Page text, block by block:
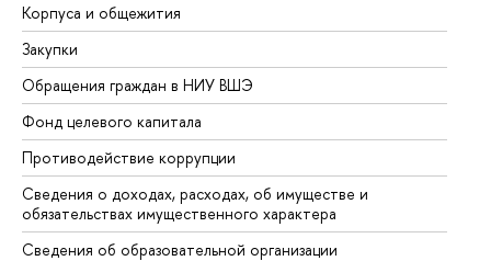
Корпуса и общежития
Закупки
Обращения граждан в НИУ ВШЭ
Фонд целевого капитала
Противодействие коррупции
Сведения о доходах, расходах, об имуществе и
обязательствах имущественного характера
Сведения об образовательной организации